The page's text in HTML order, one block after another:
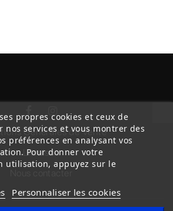
Générales de Vente
Livraison
Nous contacter
propres cookies et ceux de
services et vous montrer des
préférences en analysant vos
Pour donner votre
utilisation, appuyez sur le
Personnaliser les cookies